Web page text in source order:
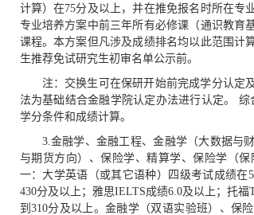
计算）在75分及以上，并在推免报名时所在专
专业培养方案中前三年所有必修课（通识教育
课程。本方案但凡涉及成绩排名均以此范围计
生推荐免试研究生初审名单公示前。
注：交换生可在保研开始前完成学分认定
法为基础结合金融学院认定办法进行认定。
学分条件和成绩计算。
3.金融学、金融工程、金融学（大数据与
与期货方向）、保险学、精算学、保险学（
一：大学英语（或其它语种）四级考试成绩
430分及以上；雅思IELTS成绩6.0及以上；托
到310分及以上。金融学（双语实验班）、保